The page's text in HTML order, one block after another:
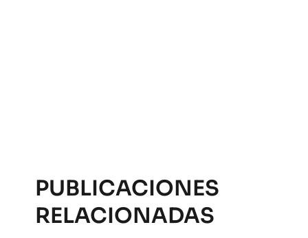
PUBLICACIONES
RELACIONADAS